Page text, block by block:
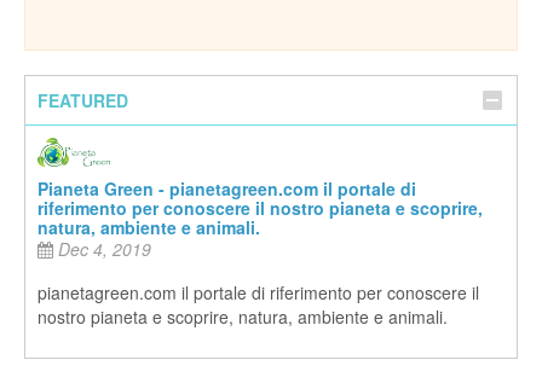
FEATURED
Pianeta Green - pianetagreen.com il portale di
riferimento per conoscere il nostro pianeta e scoprire,
natura, ambiente e animali.
Dec 4, 2019
pianetagreen.com il portale di riferimento per conoscere il
nostro pianeta e scoprire, natura, ambiente e animali.